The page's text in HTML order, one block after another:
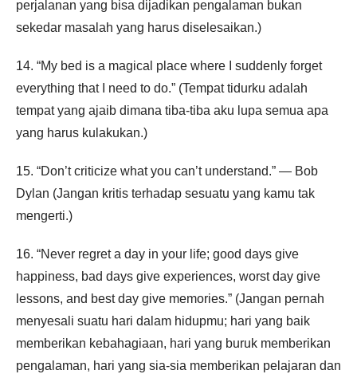
perjalanan yang bisa dijadikan pengalaman bukan
sekedar masalah yang harus diselesaikan.)
14. “My bed is a magical place where I suddenly forget
everything that I need to do.” (Tempat tidurku adalah
tempat yang ajaib dimana tiba-tiba aku lupa semua apa
yang harus kulakukan.)
15. “Don’t criticize what you can’t understand.” ― Bob
Dylan (Jangan kritis terhadap sesuatu yang kamu tak
mengerti.)
16. “Never regret a day in your life; good days give
happiness, bad days give experiences, worst day give
lessons, and best day give memories.” (Jangan pernah
menyesali suatu hari dalam hidupmu; hari yang baik
memberikan kebahagiaan, hari yang buruk memberikan
pengalaman, hari yang sia-sia memberikan pelajaran dan